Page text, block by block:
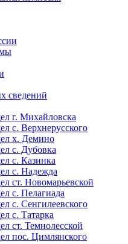
сведений
г. Михайловска
с. Верхнерусского
х. Демино
с. Дубовка
с. Казинка
с. Надежда
ст. Новомарьевской
с. Пелагиада
с. Сенгилеевского
с. Татарка
ст. Темнолесской
пос. Цимлянского